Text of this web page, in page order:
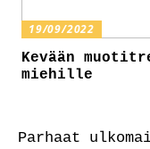
19/09/2022
Kevään
miehille
Parhaat